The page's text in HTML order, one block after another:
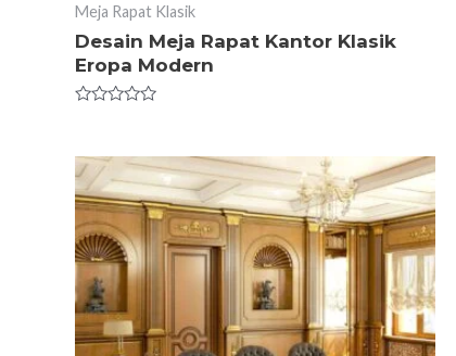
Meja Rapat Klasik
Desain Meja Rapat Kantor Klasik
Eropa Modern
of
5